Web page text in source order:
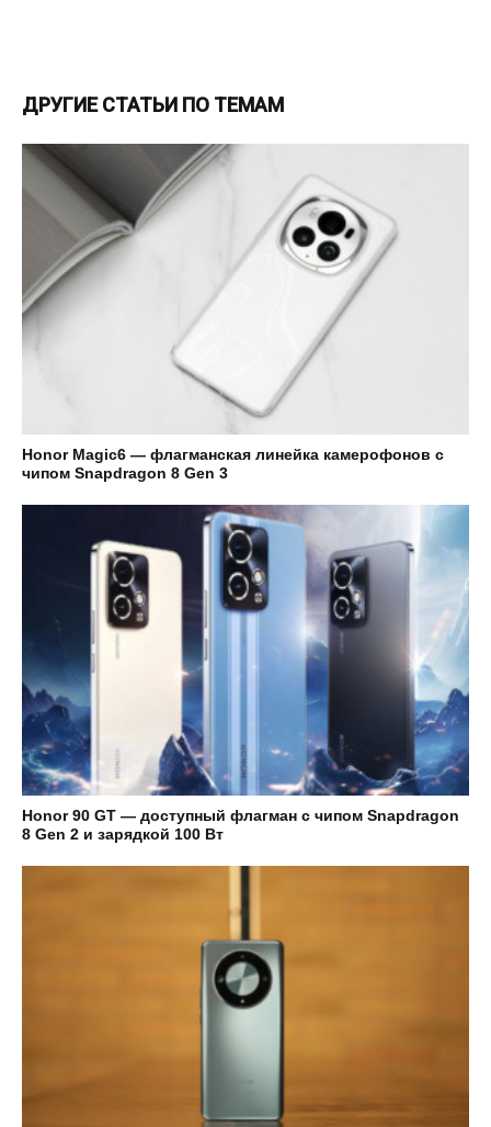
ДРУГИЕ СТАТЬИ ПО ТЕМАМ
Honor Magic6 — флагманская линейка камерофонов с
чипом Snapdragon 8 Gen 3
Honor 90 GT — доступный флагман с чипом Snapdragon
8 Gen 2 и зарядкой 100 Вт